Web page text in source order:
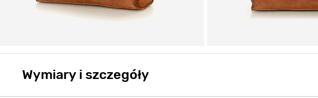
Wymiary i szczegóły